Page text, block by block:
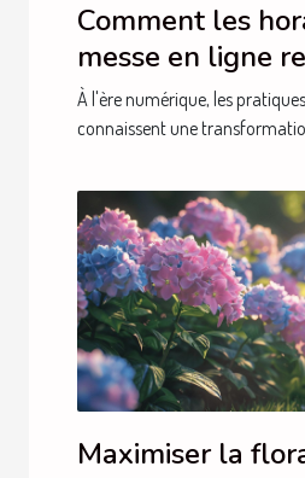
Comment les
messe en ligne
foi
À l'ère numérique, les
connaissent une
Maximiser la